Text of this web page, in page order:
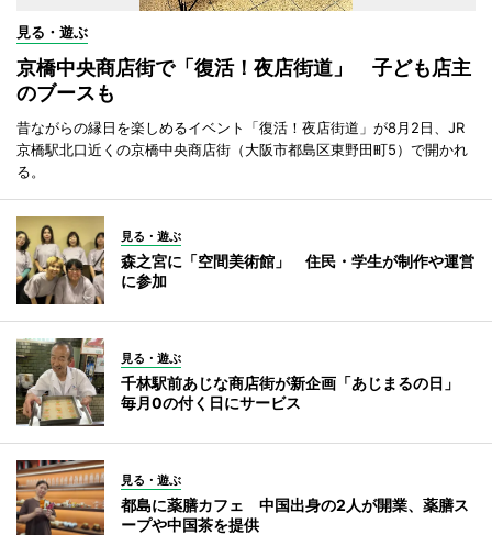
見る・遊ぶ
京橋中央商店街で「復活！夜店街道」 子ども店主
のブースも
昔ながらの縁日を楽しめるイベント「復活！夜店街道」が8月2日、JR
京橋駅北口近くの京橋中央商店街（大阪市都島区東野田町5）で開かれ
る。
見る・遊ぶ
森之宮に「空間美術館」 住民・学生が制作や運営
に参加
見る・遊ぶ
千林駅前あじな商店街が新企画「あじまるの日」
毎月0の付く日にサービス
見る・遊ぶ
都島に薬膳カフェ 中国出身の2人が開業、薬膳ス
ープや中国茶を提供